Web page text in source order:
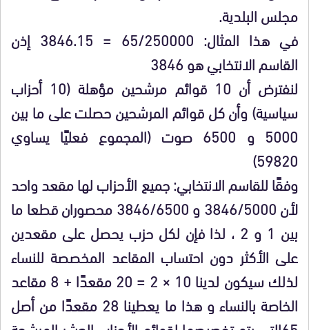
مجلس البلدية.
في هذا المثال: 65/250000 = 3846.15 إذن
القاسم الانتخابي هو 3846
لنفترض أن 10 قوائم مرشحين مؤهلة (10 أحزاب
سياسية) وأن كل قوائم المرشحين حصلت على ما بين
5000 و 6500 صوت (المجموع فعليًا يساوي
59820)
وفقًا للقاسم الانتخابي: جميع الأحزاب لها مقعد واحد
لأن 3846/5000 و 3846/6500 محصوران قطعا ما
بين 1 و 2 ، لذا فإن لكل حزب يحصل على مقعدين
على الأكثر دون احتساب المقاعد المخصصة للنساء
لذلك سيكون لدينا 10 × 2 = 20 مقعدًا + 8 مقاعد
الخاصة بالنساء و هذا ما يعطينا 28 مقعدًا من أصل